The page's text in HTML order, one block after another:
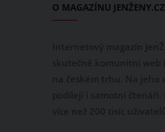
O MAGAZÍNU JENŽENY.CZ